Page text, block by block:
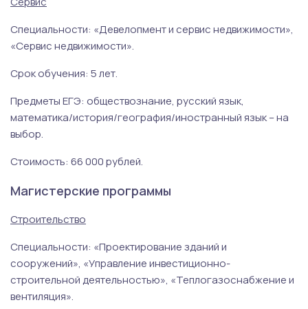
Специальности: «Девелопмент и сервис недвижимости»,
«Сервис недвижимости».
Срок обучения: 5 лет.
Предметы ЕГЭ: обществознание, русский язык,
математика/история/география/иностранный язык – на
выбор.
Стоимость: 66 000 рублей.
Магистерские программы
Строительство
Специальности: «Проектирование зданий и
сооружений», «Управление инвестиционно-
строительной деятельностью», «Теплогазоснабжение и
вентиляция».